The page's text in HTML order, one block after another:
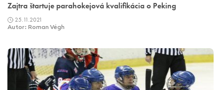
Zajtra štartuje parahokejová kvalifikácia o Peking
25.11.2021
Autor: Roman Végh